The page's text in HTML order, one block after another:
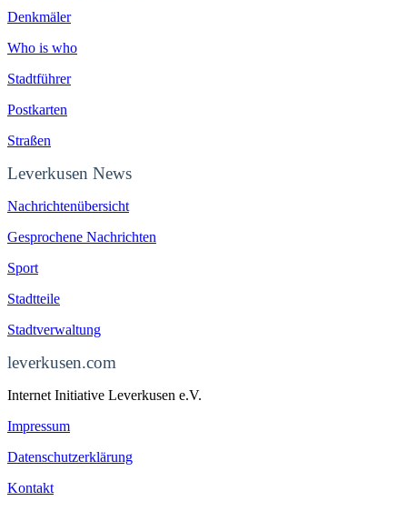
Denkmäler
Who is who
Stadtführer
Postkarten
Straßen
Leverkusen News
Nachrichtenübersicht
Gesprochene Nachrichten
Sport
Stadtteile
Stadtverwaltung
leverkusen.com
Internet Initiative Leverkusen e.V.
Impressum
Datenschutzerklärung
Kontakt